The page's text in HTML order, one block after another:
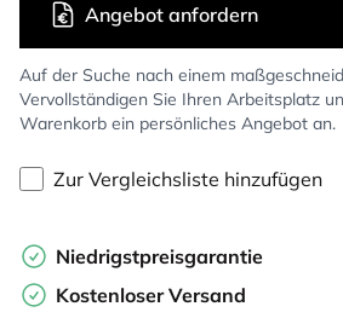
Auf der Suche nach einem
Vervollständigen Sie Ihren Arbeitsplatz
Warenkorb ein persönliches Angebot an.
Angebot anfordern
Zur Vergleichsliste hinzufügen
Niedrigstpreisgarantie
Kostenloser Versand